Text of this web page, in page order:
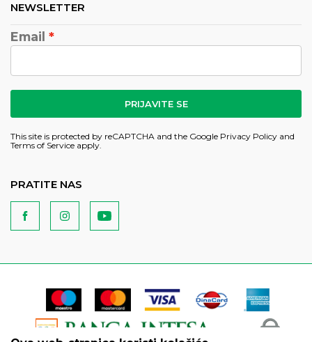
NEWSLETTER
Email
PRIJAVITE SE
This site is protected by reCAPTCHA and the Google Privacy Policy and
Terms of Service apply.
PRATITE NAS